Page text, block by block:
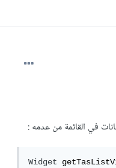
في القائمة من عدمه :
Widget